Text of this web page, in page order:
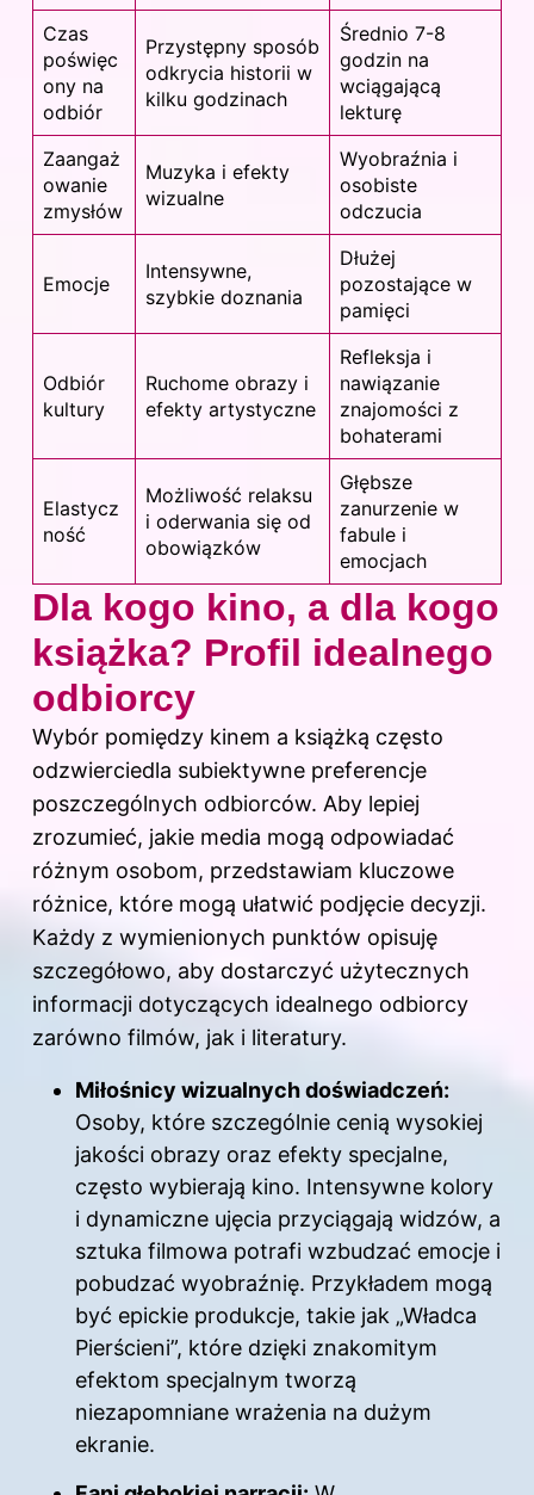
Czas
poświęc
ony na
odbiór
Przystępny sposób
odkrycia historii w
kilku godzinach
Średnio 7-8
godzin na
wciągającą
lekturę
Zaangaż
owanie
zmysłów
Muzyka i efekty
wizualne
Wyobraźnia i
osobiste
odczucia
Emocje
Intensywne,
szybkie doznania
Dłużej
pozostające w
pamięci
Odbiór
kultury
Ruchome obrazy i
efekty artystyczne
Refleksja i
nawiązanie
znajomości z
bohaterami
Elastycz
ność
Możliwość relaksu
i oderwania się od
obowiązków
Głębsze
zanurzenie w
fabule i
emocjach
Dla kogo kino, a dla kogo
książka? Profil idealnego
odbiorcy
Wybór pomiędzy kinem a książką często
odzwierciedla subiektywne preferencje
poszczególnych odbiorców. Aby lepiej
zrozumieć, jakie media mogą odpowiadać
różnym osobom, przedstawiam kluczowe
różnice, które mogą ułatwić podjęcie decyzji.
Każdy z wymienionych punktów opisuję
szczegółowo, aby dostarczyć użytecznych
informacji dotyczących idealnego odbiorcy
zarówno filmów, jak i literatury.
Miłośnicy wizualnych doświadczeń:
Osoby, które szczególnie cenią wysokiej
jakości obrazy oraz efekty specjalne,
często wybierają kino. Intensywne kolory
i dynamiczne ujęcia przyciągają widzów, a
sztuka filmowa potrafi wzbudzać emocje i
pobudzać wyobraźnię. Przykładem mogą
być epickie produkcje, takie jak „Władca
Pierścieni”, które dzięki znakomitym
efektom specjalnym tworzą
niezapomniane wrażenia na dużym
ekranie.